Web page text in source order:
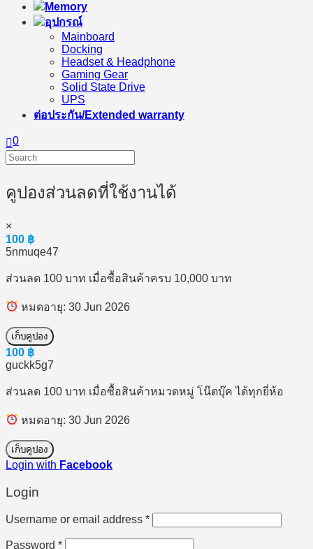
Memory
อุปกรณ์
Mainboard
Docking
Headset & Headphone
Gaming Gear
Solid State Drive
UPS
ต่อประกัน/Extended warranty
0
คูปองส่วนลดที่ใช้งานได้
×
100 ฿
5nmuqe47
ส่วนลด 100 บาท เมื่อซื้อสินค้าครบ 10,000 บาท
หมดอายุ: 30 Jun 2026
เก็บคูปอง
100 ฿
guckk5g7
ส่วนลด 100 บาท เมื่อซื้อสินค้าหมวดหมู่ โน๊ตบุ๊ค ได้ทุกยี่ห้อ
หมดอายุ: 30 Jun 2026
เก็บคูปอง
Login with Facebook
Login
Username or email address *Required
Password *Required